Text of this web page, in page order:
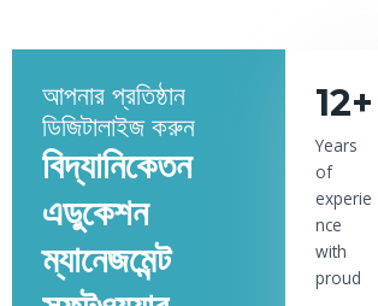
আপনার প্রতিষ্ঠান
ডিজিটালাইজ করুন
বিদ্যানিকেতন
এডুকেশন
ম্যানেজমেন্ট
12+
Years
of
experie
nce
with
proud